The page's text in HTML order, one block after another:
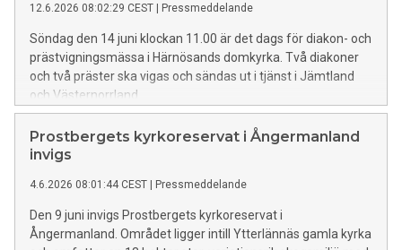
12.6.2026 08:02:29 CEST | Pressmeddelande
Söndag den 14 juni klockan 11.00 är det dags för diakon- och
prästvigningsmässa i Härnösands domkyrka. Två diakoner
och två präster ska vigas och sändas ut i tjänst i Jämtland
och Västernorrland.
Prostbergets kyrkoreservat i Ångermanland
invigs
4.6.2026 08:01:44 CEST | Pressmeddelande
Den 9 juni invigs Prostbergets kyrkoreservat i
Ångermanland. Området ligger intill Ytterlännäs gamla kyrka